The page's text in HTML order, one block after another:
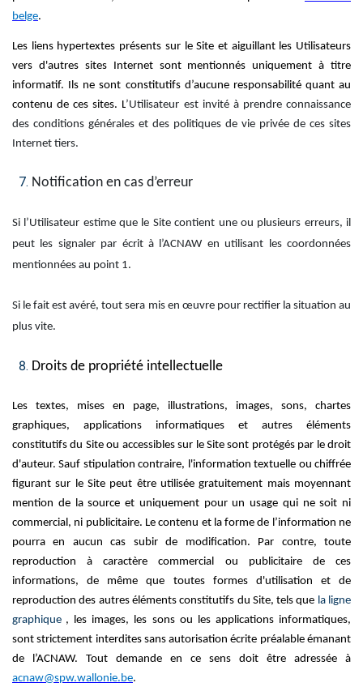
belge.
Les liens hypertextes présents sur le Site et aiguillant les Utilisateurs
vers d'autres sites Internet sont mentionnés uniquement à titre
informatif. Ils ne sont constitutifs d’aucune responsabilité quant au
contenu de ces sites. L’Utilisateur est invité à prendre connaissance
des conditions générales et des politiques de vie privée de ces sites
Internet tiers.
Notification en cas d’erreur
Si l’Utilisateur estime que le Site contient une ou plusieurs erreurs, il
peut les signaler par écrit à l’ACNAW en utilisant les coordonnées
mentionnées au point 1.
Si le fait est avéré, tout sera mis en œuvre pour rectifier la situation au
plus vite.
Droits de propriété intellectuelle
Les textes, mises en page, illustrations, images, sons, chartes
graphiques, applications informatiques et autres éléments
constitutifs du Site ou accessibles sur le Site sont protégés par le droit
d'auteur. Sauf stipulation contraire, l'information textuelle ou chiffrée
figurant sur le Site peut être utilisée gratuitement mais moyennant
mention de la source et uniquement pour un usage qui ne soit ni
commercial, ni publicitaire. Le contenu et la forme de l’information ne
pourra en aucun cas subir de modification.
Par contre, toute
reproduction à caractère commercial ou publicitaire de ces
informations, de même que toutes formes d'utilisation et de
reproduction des autres éléments constitutifs du Site, tels que a ligne
graphique , les images, les sons ou les applications informatiques,
sont strictement interdites sans autorisation écrite préalable émanant
de l’ACNAW. Tout demande en ce sens doit être adressée à
acnaw@spw.wallonie.be.